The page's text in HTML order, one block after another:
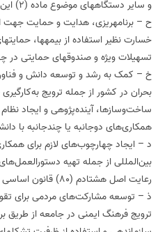
و سایر دستگاههای موضوع ماده (2) این قانون
ح – برنامه‏ریزی،‌ هدایت و حمایت جهت
خسارت نظیر استفاده از بیمه‏ها،
تسهیلات ویژه و صندوق‏های حمایتی در
خ – کمک به رشد و توسعه دانش و
بحران در کشور از جمله ترویج
ساخت‌وسازها، آینده‌پژوهی و ایجاد
همکاری‌های دوجانبه یا چندجانبه با
د – ایجاد چهارچوب‌های لازم برای
بین‌المللی از جمله تهیه
رعایت اصل هشتادم (80) قانون اساسی
ذ – توسعه مشارکت‌های مردمی برای
ترویج فرهنگ ایمنی در جامعه از طریق